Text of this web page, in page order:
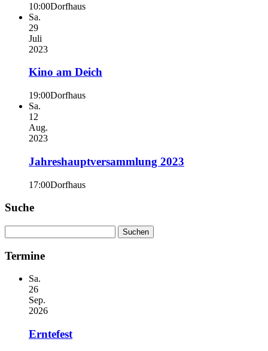
10:00Dorfhaus
Sa.
29
Juli
2023
Kino am Deich
19:00Dorfhaus
Sa.
12
Aug.
2023
Jahreshauptversammlung 2023
17:00Dorfhaus
Suche
nach:
Termine
Sa.
26
Sep.
2026
Erntefest